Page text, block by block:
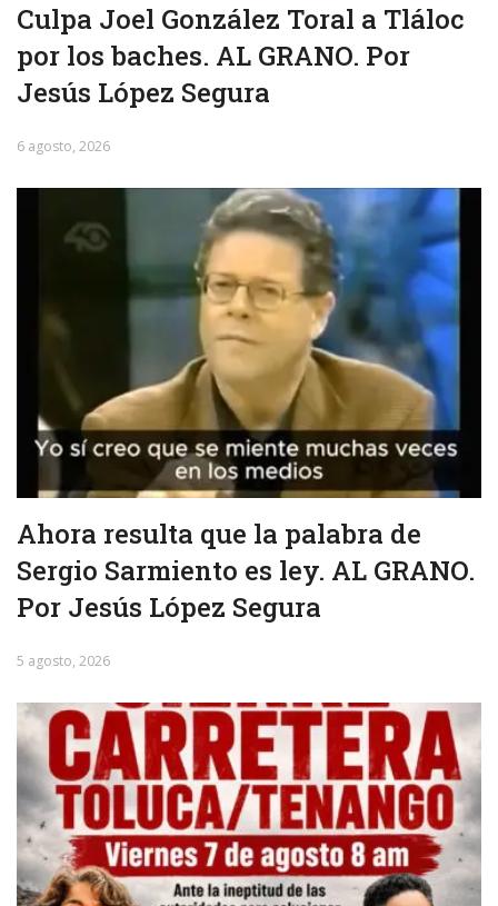
Culpa Joel González Toral a Tláloc
por los baches. AL GRANO. Por
Jesús López Segura
6 agosto, 2026
Ahora resulta que la palabra de
Sergio Sarmiento es ley. AL GRANO.
Por Jesús López Segura
5 agosto, 2026